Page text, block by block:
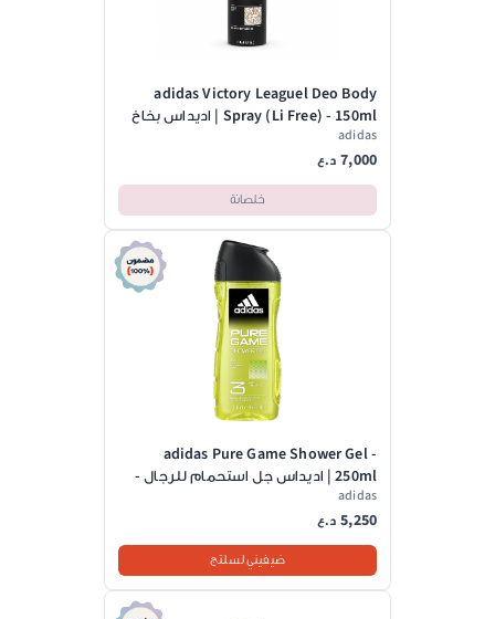
adidas Victory Leaguel Deo Body
Spray (Li Free) - 150ml | اديداس بخاخ
مزيل تعرق للرجال - 150 مل
adidas
7,000 د.ع
خلصانة
adidas Pure Game Shower Gel -
250ml | اديداس جل استحمام للرجال -
250 مل
adidas
5,250 د.ع
ضيفيني لسلتج